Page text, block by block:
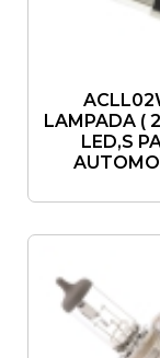
LAMPADA (
LED,S